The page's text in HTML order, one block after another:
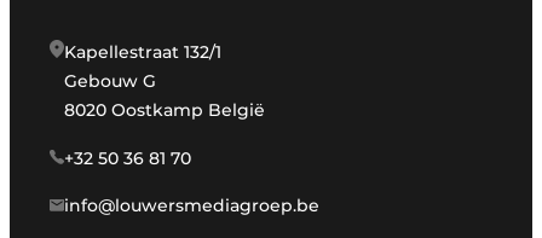
Kapellestraat 132/1
Gebouw G
8020 Oostkamp België
+32 50 36 81 70
info@louwersmediagroep.be